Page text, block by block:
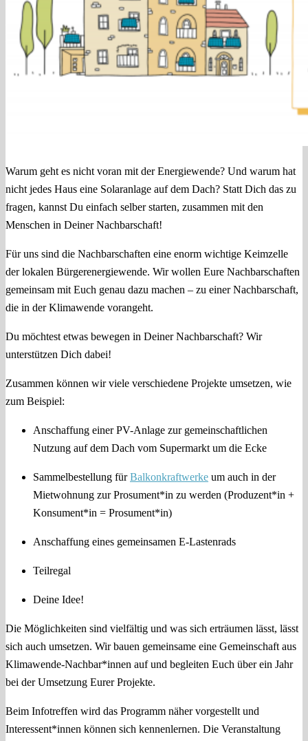
Warum geht es nicht voran mit der Energiewende? Und warum hat
nicht jedes Haus eine Solaranlage auf dem Dach? Statt Dich das zu
fragen, kannst Du einfach selber starten, zusammen mit den
Menschen in Deiner Nachbarschaft!
Für uns sind die Nachbarschaften eine enorm wichtige Keimzelle
der lokalen Bürgerenergiewende. Wir wollen Eure Nachbarschaften
gemeinsam mit Euch genau dazu machen – zu einer Nachbarschaft,
die in der Klimawende vorangeht.
Du möchtest etwas bewegen in Deiner Nachbarschaft? Wir
unterstützen Dich dabei!
Zusammen können wir viele verschiedene Projekte umsetzen, wie
zum Beispiel:
Anschaffung einer PV-Anlage zur gemeinschaftlichen
Nutzung auf dem Dach vom Supermarkt um die Ecke
Sammelbestellung fürBalkonkraftwerke um auch in der
Mietwohnung zur Prosument*in zu werden (Produzent*in +
Konsument*in = Prosument*in)
Anschaffung eines gemeinsamen E-Lastenrads
Teilregal
Deine Idee!
Die Möglichkeiten sind vielfältig und was sich erträumen lässt, lässt
sich auch umsetzen. Wir bauen gemeinsame eine Gemeinschaft aus
Klimawende-Nachbar*innen auf und begleiten Euch über ein Jahr
bei der Umsetzung Eurer Projekte.
Beim Infotreffen wird das Programm näher vorgestellt und
Interessent*innen können sich kennenlernen. Die Veranstaltung